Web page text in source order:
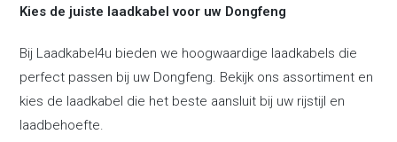
Kies de juiste laadkabel voor uw Dongfeng
Bij Laadkabel4u bieden we hoogwaardige laadkabels die
perfect passen bij uw Dongfeng. Bekijk ons assortiment en
kies de laadkabel die het beste aansluit bij uw rijstijl en
laadbehoefte.